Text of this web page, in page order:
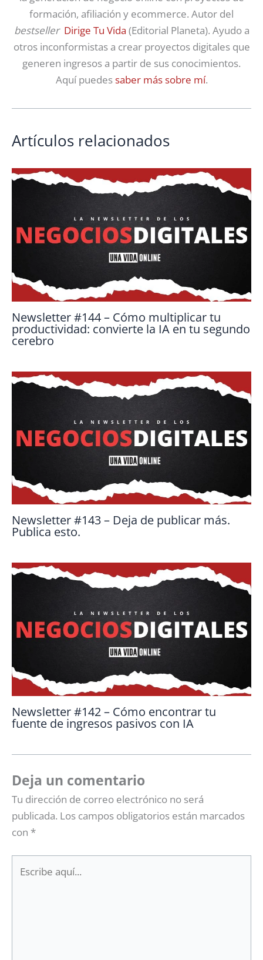
formación, afiliación y ecommerce. Autor del
bestseller Dirige Tu Vida (Editorial Planeta). Ayudo a
otros inconformistas a crear proyectos digitales que
generen ingresos a partir de sus conocimientos.
Aquí puedessaber más sobre mí.
Artículos relacionados
Newsletter #144 – Cómo multiplicar tu
productividad: convierte la IA en tu segundo
cerebro
Newsletter #143 – Deja de publicar más.
Publica esto.
Newsletter #142 – Cómo encontrar tu
fuente de ingresos pasivos con IA
Deja un comentario
Tu dirección de correo electrónico no será
publicada. Los campos obligatorios están marcados
con *
aquí...